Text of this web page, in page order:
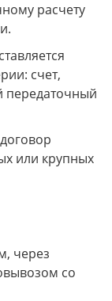
расчету
счет,
передаточный
или крупных
через
со